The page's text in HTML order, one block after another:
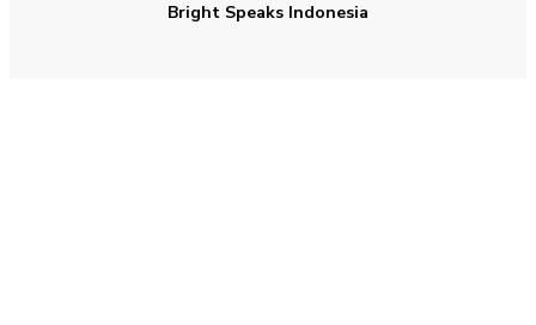
Bright Speaks Indonesia